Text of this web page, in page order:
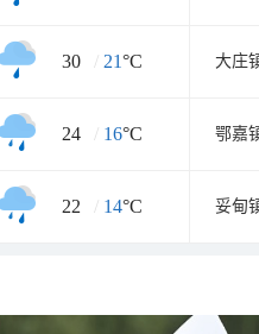
30 / 21°C 大庄
24 / 16°C 鄂嘉
22 / 14°C 妥甸